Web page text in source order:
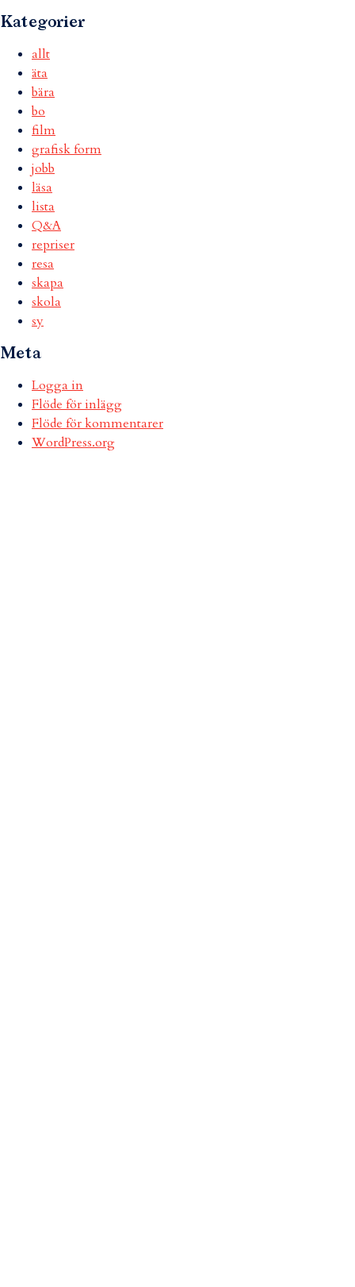
Kategorier
allt
äta
bära
bo
film
grafisk form
jobb
läsa
lista
Q&A
repriser
resa
skapa
skola
sy
Meta
Logga in
Flöde för inlägg
Flöde för kommentarer
WordPress.org